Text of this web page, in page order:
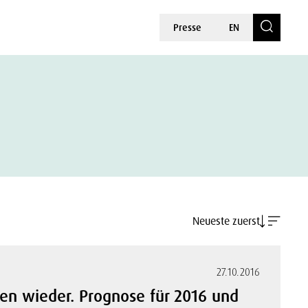
Presse EN
Neueste zuerst
27.10.2016
wieder. Prognose für 2016 und